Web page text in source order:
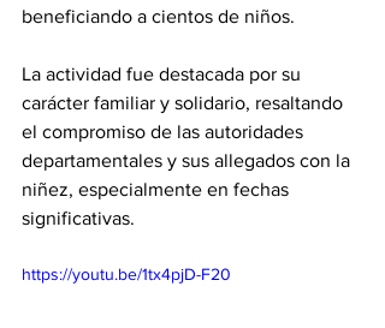
beneficiando a cientos de niños.
La actividad fue destacada por su
carácter familiar y solidario, resaltando
el compromiso de las autoridades
departamentales y sus allegados con la
niñez, especialmente en fechas
significativas.
https://youtu.be/1tx4pjD-F20